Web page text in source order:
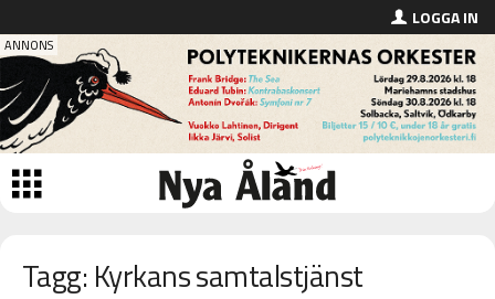
LOGGA IN
Tagg: Kyrkans samtalstjänst